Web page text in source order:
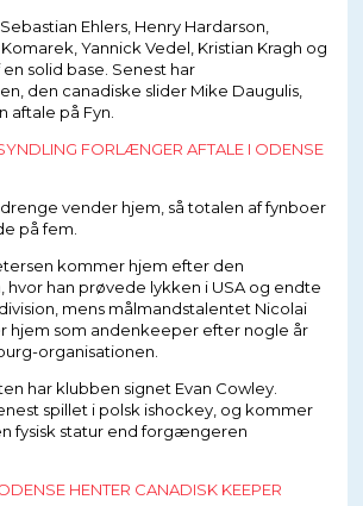
Ehlers, Henry Hardarson,
Yannick Vedel, Kristian Kragh og
solid base. Senest har
den canadiske slider Mike Daugulis,
aftale på Fyn.
FORLÆNGER AFTALE I ODENSE
vender hjem, så totalen af fynboer
på fem.
kommer hjem efter den
han prøvede lykken i USA og endte
mens målmandstalentet Nicolai
hjem som andenkeeper efter nogle år
organisationen.
har klubben signet Evan Cowley.
spillet i polsk ishockey, og kommer
fysisk statur end forgængeren
HENTER CANADISK KEEPER